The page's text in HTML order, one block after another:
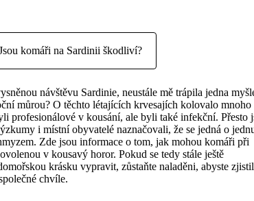
komáři na Sardinii škodliví?
návštěvu Sardinie, neustále mě trápila jedna
můrou? O těchto létajících krvesajích kolovalo mnoho
profesionálové v kousání, ale byli také infekční. Přesto
i místní obyvatelé naznačovali, že se jedná o
Zde jsou informace o tom, jak mohou komáři při
v kousavý horor. Pokud se tedy stále ještě
krásku vypravit, zůstaňte naladěni, abyste
chvíle.